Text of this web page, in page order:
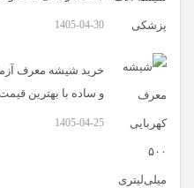
1405-04-30
خرید شیشه معرف
و ساده با بهترین
1405-04-25